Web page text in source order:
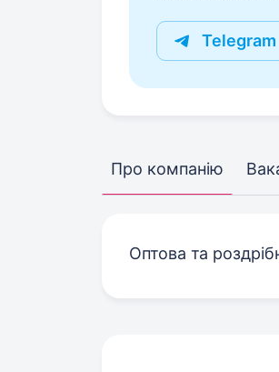
Telegram
Про компанію
Оптова та